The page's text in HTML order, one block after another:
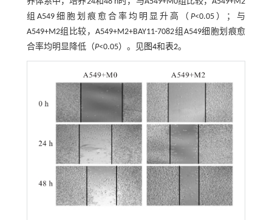
组A549细胞划痕愈合率均明显升高（P<0.05）；与
A549+M2组比较，A549+M2+BAY11-7082组A549细胞划痕愈
合率均明显降低（P<0.05）。见图4和表2。